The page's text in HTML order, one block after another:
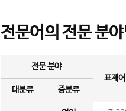
전문어의 전문 분
전문 분야
표제
대분류
중분류